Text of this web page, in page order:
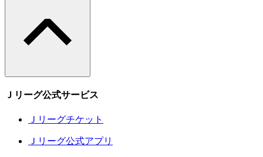
Ｊリーグ公式サービス
Ｊリーグチケット
Ｊリーグ公式アプリ